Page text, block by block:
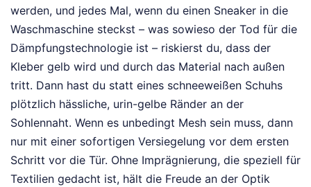
werden, und jedes Mal, wenn du einen Sneaker in die
Waschmaschine steckst – was sowieso der Tod für die
Dämpfungstechnologie ist – riskierst du, dass der
Kleber gelb wird und durch das Material nach außen
tritt. Dann hast du statt eines schneeweißen Schuhs
plötzlich hässliche, urin-gelbe Ränder an der
Sohlennaht. Wenn es unbedingt Mesh sein muss, dann
nur mit einer sofortigen Versiegelung vor dem ersten
Schritt vor die Tür. Ohne Imprägnierung, die speziell für
Textilien gedacht ist, hält die Freude an der Optik